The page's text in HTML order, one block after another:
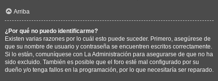
Arriba
¿Por qué no puedo identificarme?
Existen varias razones por lo cuál esto puede suceder. Primero, asegúrese de
que su nombre de usuario y contraseña se encuentren escritos correctamente.
Si lo están, comuníquese con La Administración para asegurarse de que no ha
sido excluido. También es posible que el foro esté mal configurado por su
dueño y/o tenga fallos en la programación, por lo que necesitaría ser reparado.